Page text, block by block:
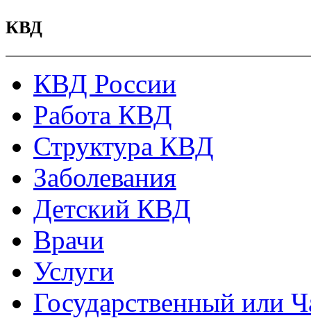
КВД
КВД России
Работа КВД
Структура КВД
Заболевания
Детский КВД
Врачи
Услуги
Государственный или